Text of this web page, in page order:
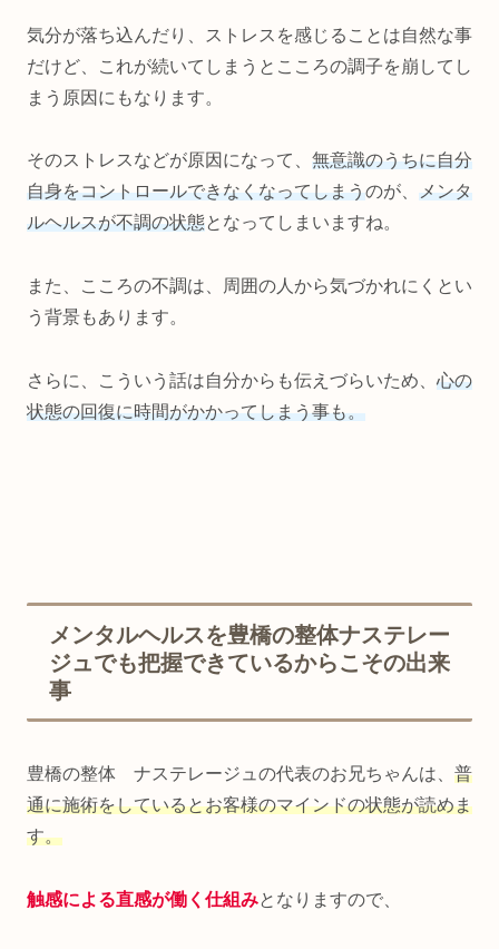
気分が落ち込んだり、ストレスを感じることは自然な事
だけど、これが続いてしまうとこころの調子を崩してし
まう原因にもなります。
そのストレスなどが原因になって、 無意識のうちに自分
自身をコントロールできなくなってしまうのが、 メンタ
ルヘルスが不調の状態となってしまいますね。
また、こころの不調は、周囲の人から気づかれにくとい
う背景もあります。
さらに、こういう話は自分からも伝えづらいため、 心の
状態の回復に時間がかかってしまう事も。
メンタルヘルスを豊橋の整体ナステレー
ジュでも把握できているからこその出来
事
豊橋の整体 ナステレージュの代表のお兄ちゃんは、 普
通に施術をしているとお客様のマインドの状態が読めま
す。
触感による直感が働く仕組みとなりますので、